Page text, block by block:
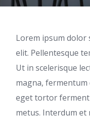
Lorem ipsum dolor
elit. Pellentesque
Ut in scelerisque
magna, fermentum
eget tortor
metus. Interdum et